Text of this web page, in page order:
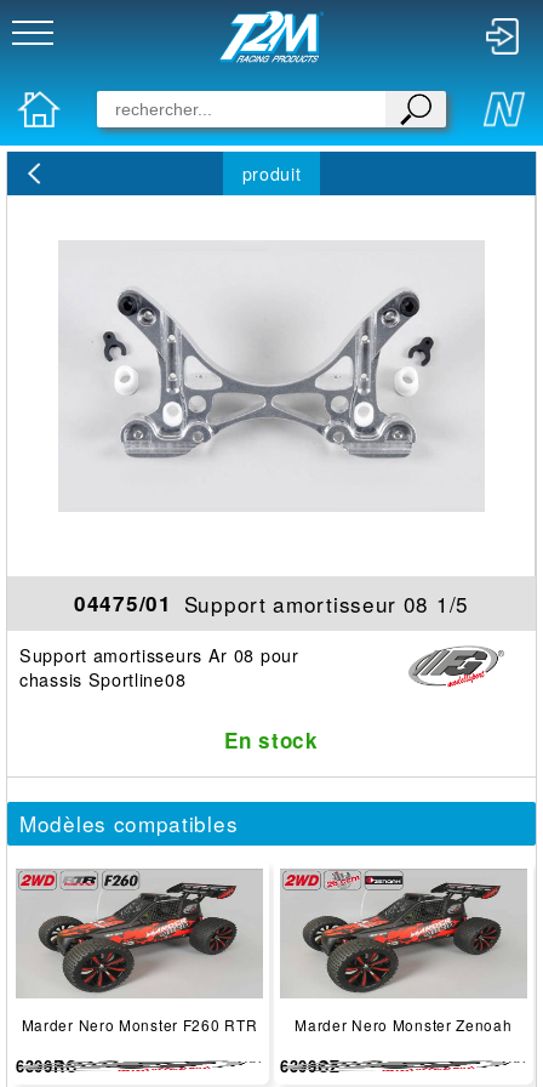
produit
04475/01 Support amortisseur 08 1/5
Support amortisseurs Ar 08 pour
chassis Sportline08
En stock
Modèles compatibles
Marder Nero Monster F260 RTR
6300RC
Marder Nero Monster Zenoah
6300CZ